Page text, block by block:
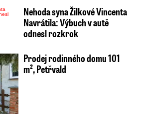
Nehoda syna Žilkové Vincenta
Navrátila: Výbuch v autě
odnesl rozkrok
Prodej rodinného domu 101
m², Petřvald